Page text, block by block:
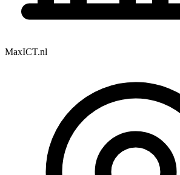
MaxICT.nl